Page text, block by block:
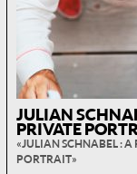
JULIAN
PRIVATE
« JULIAN SCHNABEL : A
PORTRAIT »